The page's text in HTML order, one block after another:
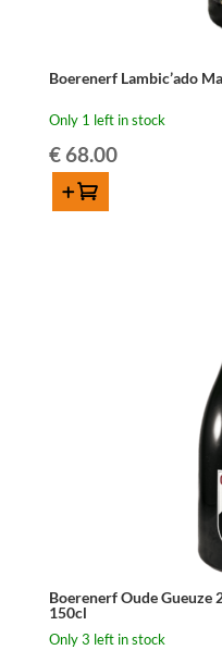
Boerenerf Lambic’ado
Only 1 left in stock
€68.00
Add to cart
Boerenerf Oude Gueuze
150cl
Only 3 left in stock